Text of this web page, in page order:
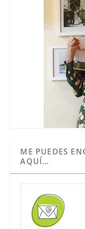
ME PUEDES
AQUÍ…